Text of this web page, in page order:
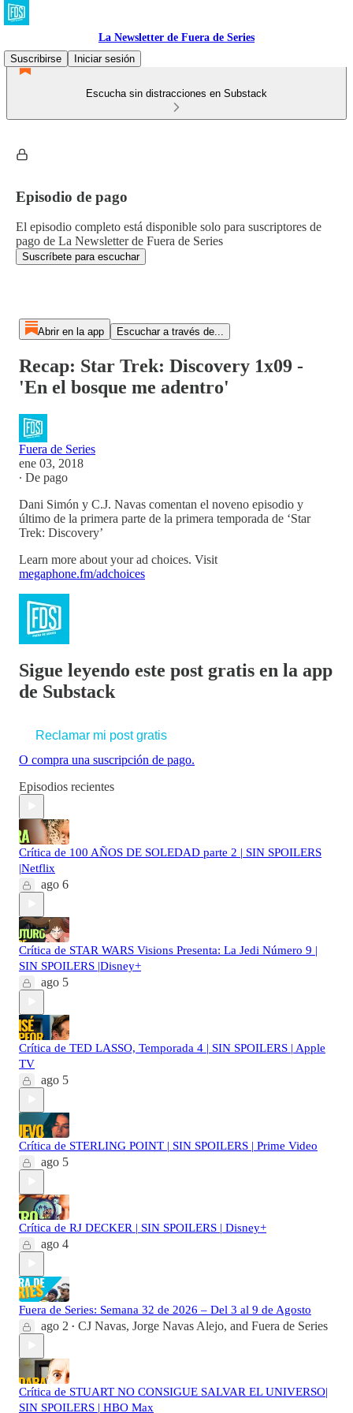
La Newsletter de Fuera de Series
Suscribirse
Iniciar sesión
Escucha sin distracciones en Substack
Episodio de pago
El episodio completo está disponible solo para suscriptores de
pago de La Newsletter de Fuera de Series
Suscríbete para escuchar
Abrir en la app Escuchar a través de...
Recap: Star Trek: Discovery 1x09 -
'En el bosque me adentro'
Fuera de Series
ene 03, 2018
∙ De pago
Dani Simón y C.J. Navas comentan el noveno episodio y
último de la primera parte de la primera temporada de ‘Star
Trek: Discovery’
Learn more about your ad choices. Visit
megaphone.fm/adchoices
Sigue leyendo este post gratis en la app
de Substack
Reclamar mi post gratis
O compra una suscripción de pago.
Episodios recientes
Crítica de 100 AÑOS DE SOLEDAD parte 2 | SIN SPOILERS
|Netflix
ago 6
Crítica de STAR WARS Visions Presenta: La Jedi Número 9 |
SIN SPOILERS |Disney+
ago 5
Crítica de TED LASSO, Temporada 4 | SIN SPOILERS | Apple
TV
ago 5
Crítica de STERLING POINT | SIN SPOILERS | Prime Video
ago 5
Crítica de RJ DECKER | SIN SPOILERS | Disney+
ago 4
Fuera de Series: Semana 32 de 2026 – Del 3 al 9 de Agosto
ago 2 • CJ Navas, Jorge Navas Alejo, and Fuera de Series
Crítica de STUART NO CONSIGUE SALVAR EL UNIVERSO|
SIN SPOILERS | HBO Max